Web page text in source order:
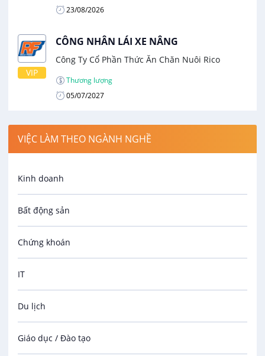
23/08/2026
VIP
CÔNG NHÂN LÁI XE NÂNG
Công Ty Cổ Phần Thức Ăn Chăn Nuôi Rico
Thương lượng
05/07/2027
VIỆC LÀM THEO NGÀNH NGHỀ
Kinh doanh
Bất động sản
Chứng khoán
IT
Du lịch
Giáo dục / Đào tạo